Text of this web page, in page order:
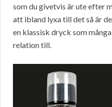
som du givetvis är ute efter
att ibland lyxa till det så är
en klassisk dryck som
relation till.